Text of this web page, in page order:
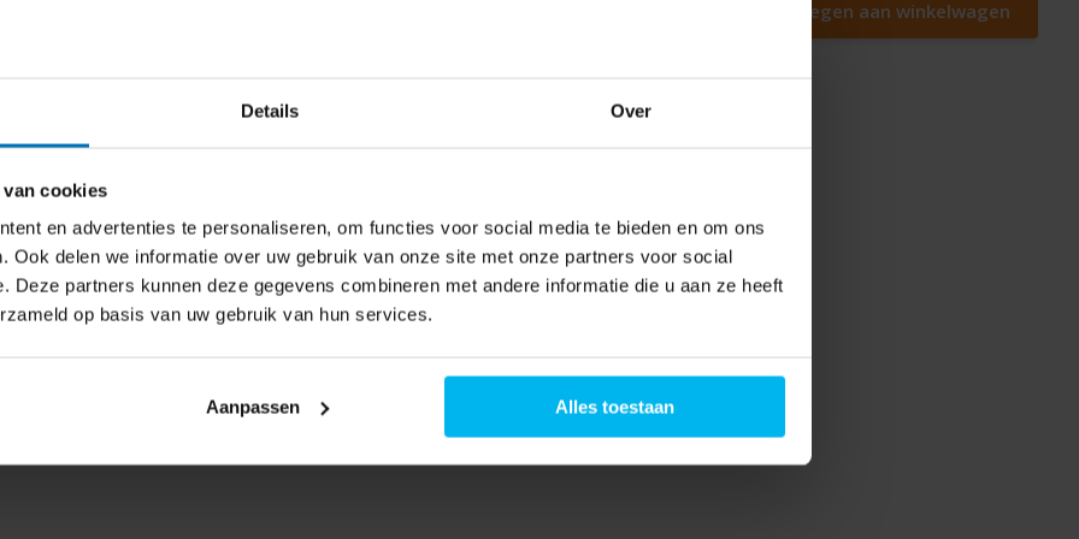
Details Over
cookies
en advertenties te personaliseren, om functies voor social media te bieden en om ons
Ook delen we informatie over uw gebruik van onze site met onze partners voor social
Deze partners kunnen deze gegevens combineren met andere informatie die u aan ze heeft
op basis van uw gebruik van hun services.
Aanpassen Alles toestaan
niet wilt storen. Dankzij
zit niet vast aan één
set voelt stevig aan en is
werken aan cijfers en
Toevoegen aan winkelwagen